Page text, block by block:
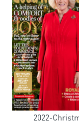
2022-